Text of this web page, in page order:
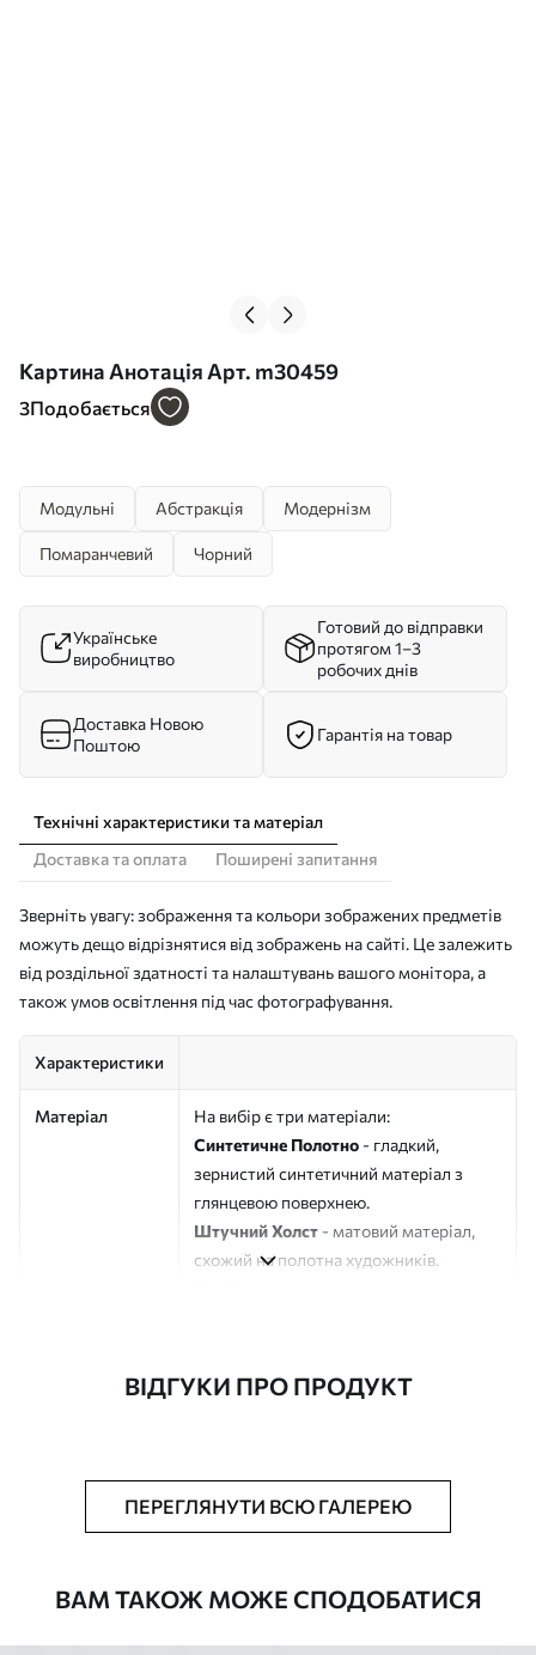
Картина Анотація Арт. m30459
3Подобається
Модульні Абстракція Модернізм
Помаранчевий Чорний
Українське
виробництво
Готовий до відправки
протягом 1–3
робочих днів
Доставка Новою
Поштою
Гарантія на товар
Технічні характеристики та матеріал
Доставка та оплата
Поширені запитання
Зверніть увагу: зображення та кольори зображених предметів
можуть дещо відрізнятися від зображень на сайті. Це залежить
від роздільної здатності та налаштувань вашого монітора, а
також умов освітлення під час фотографування.
Характеристики
Матеріал
На вибір є три матеріали:
Синтетичне Полотно - гладкий,
зернистий синтетичний матеріал з
глянцевою поверхнею.
Штучний Холст - матовий матеріал,
схожий на полотна художників.
Додатково Можна додати лакове покриття.
ВІДГУКИ ПРО ПРОДУКТ
ПЕРЕГЛЯНУТИ ВСЮ ГАЛЕРЕЮ
ВАМ ТАКОЖ МОЖЕ СПОДОБАТИСЯ